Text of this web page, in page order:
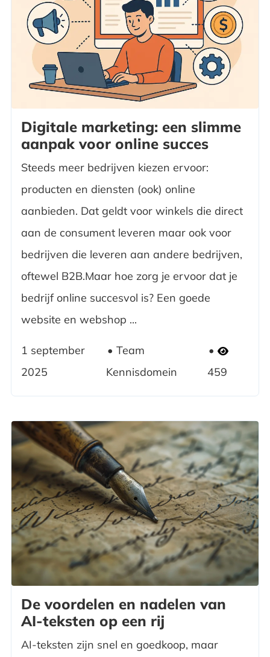
Digitale marketing: een slimme
aanpak voor online succes
Steeds meer bedrijven kiezen ervoor:
producten en diensten (ook) online
aanbieden. Dat geldt voor winkels die direct
aan de consument leveren maar ook voor
bedrijven die leveren aan andere bedrijven,
oftewel B2B.Maar hoe zorg je ervoor dat je
bedrijf online succesvol is? Een goede
website en webshop ...
1 september
2025
Team
Kennisdomein
459
De voordelen en nadelen van
AI-teksten op een rij
AI-teksten zijn snel en goedkoop, maar